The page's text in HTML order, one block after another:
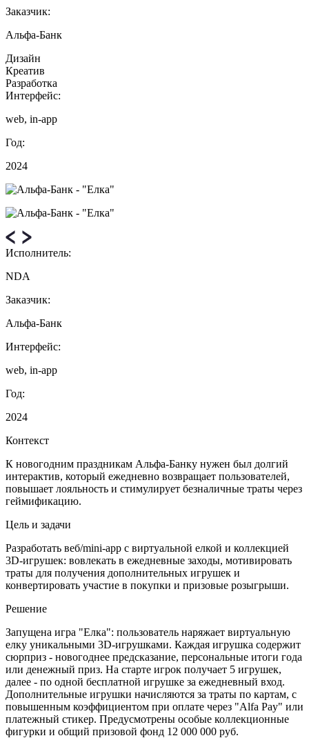
Заказчик:
Альфа-Банк
Дизайн
Креатив
Разработка
Интерфейс:
web, in-app
Год:
2024
Исполнитель:
NDA
Заказчик:
Альфа-Банк
Интерфейс:
web, in-app
Год:
2024
Контекст
К новогодним праздникам Альфа-Банку нужен был долгий
интерактив, который ежедневно возвращает пользователей,
повышает лояльность и стимулирует безналичные траты через
геймификацию.
Цель и задачи
Разработать веб/mini‑app с виртуальной елкой и коллекцией
3D‑игрушек: вовлекать в ежедневные заходы, мотивировать
траты для получения дополнительных игрушек и
конвертировать участие в покупки и призовые розыгрыши.
Решение
Запущена игра "Елка": пользователь наряжает виртуальную
елку уникальными 3D‑игрушками. Каждая игрушка содержит
сюрприз - новогоднее предсказание, персональные итоги года
или денежный приз. На старте игрок получает 5 игрушек,
далее - по одной бесплатной игрушке за ежедневный вход.
Дополнительные игрушки начисляются за траты по картам, с
повышенным коэффициентом при оплате через "Alfa Pay" или
платежный стикер. Предусмотрены особые коллекционные
фигурки и общий призовой фонд 12 000 000 руб.